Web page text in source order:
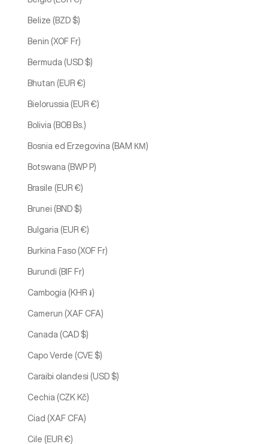
Belize (BZD $)
Benin (XOF Fr)
Bermuda (USD $)
Bhutan (EUR €)
Bielorussia (EUR €)
Bolivia (BOB Bs.)
Bosnia ed Erzegovina (BAM КМ)
Botswana (BWP P)
Brasile (EUR €)
Brunei (BND $)
Bulgaria (EUR €)
Burkina Faso (XOF Fr)
Burundi (BIF Fr)
Cambogia (KHR ៛)
Camerun (XAF CFA)
Canada (CAD $)
Capo Verde (CVE $)
Caraibi olandesi (USD $)
Cechia (CZK Kč)
Ciad (XAF CFA)
Cile (EUR €)